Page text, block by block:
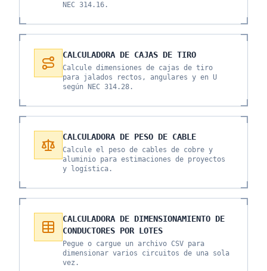
NEC 314.16.
CALCULADORA DE CAJAS DE TIRO
Calcule dimensiones de cajas de tiro
para jalados rectos, angulares y en U
según NEC 314.28.
CALCULADORA DE PESO DE CABLE
Calcule el peso de cables de cobre y
aluminio para estimaciones de proyectos
y logística.
CALCULADORA DE DIMENSIONAMIENTO DE
CONDUCTORES POR LOTES
Pegue o cargue un archivo CSV para
dimensionar varios circuitos de una sola
vez.